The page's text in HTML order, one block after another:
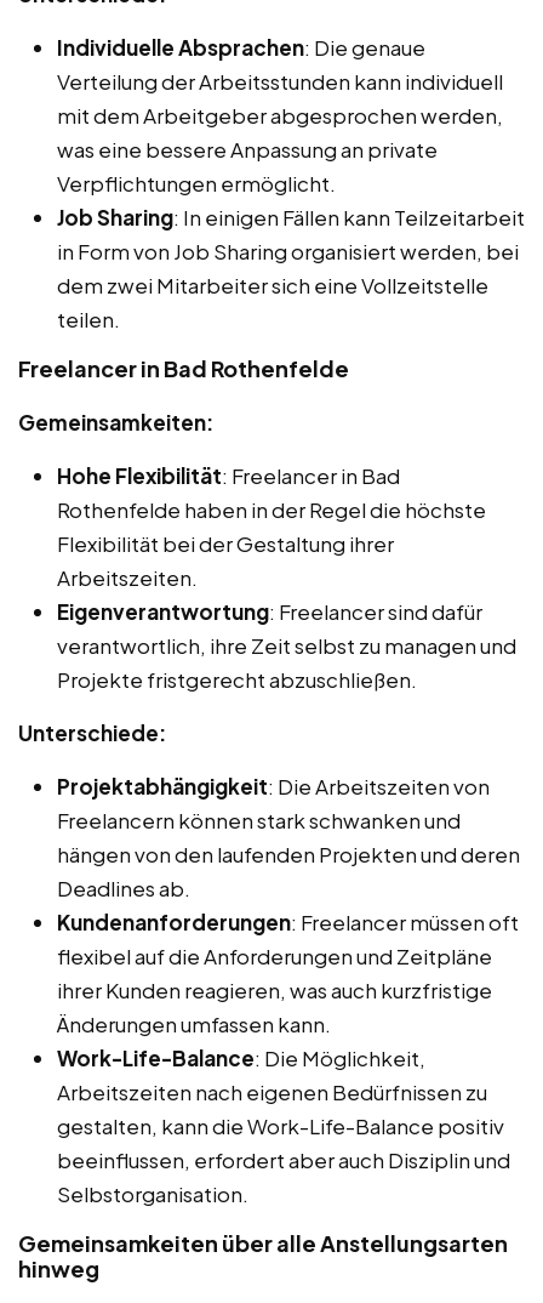
Individuelle Absprachen: Die genaue
Verteilung der Arbeitsstunden kann individuell
mit dem Arbeitgeber abgesprochen werden,
was eine bessere Anpassung an private
Verpflichtungen ermöglicht.
Job Sharing: In einigen Fällen kann Teilzeitarbeit
in Form von Job Sharing organisiert werden, bei
dem zwei Mitarbeiter sich eine Vollzeitstelle
teilen.
Freelancer in Bad Rothenfelde
Gemeinsamkeiten:
Hohe Flexibilität: Freelancer in Bad
Rothenfelde haben in der Regel die höchste
Flexibilität bei der Gestaltung ihrer
Arbeitszeiten.
Eigenverantwortung: Freelancer sind dafür
verantwortlich, ihre Zeit selbst zu managen und
Projekte fristgerecht abzuschließen.
Unterschiede:
Projektabhängigkeit: Die Arbeitszeiten von
Freelancern können stark schwanken und
hängen von den laufenden Projekten und deren
Deadlines ab.
Kundenanforderungen: Freelancer müssen oft
flexibel auf die Anforderungen und Zeitpläne
ihrer Kunden reagieren, was auch kurzfristige
Änderungen umfassen kann.
Work-Life-Balance: Die Möglichkeit,
Arbeitszeiten nach eigenen Bedürfnissen zu
gestalten, kann die Work-Life-Balance positiv
beeinflussen, erfordert aber auch Disziplin und
Selbstorganisation.
Gemeinsamkeiten über alle Anstellungsarten
hinweg